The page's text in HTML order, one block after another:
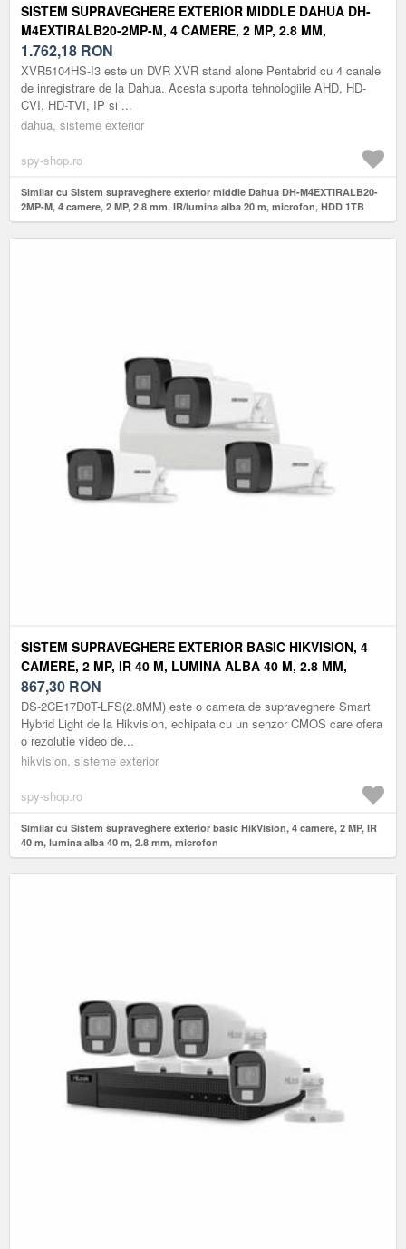
SISTEM SUPRAVEGHERE EXTERIOR MIDDLE DAHUA DH-
M4EXTIRALB20-2MP-M, 4 CAMERE, 2 MP, 2.8 MM,
IR/LUMINA ALBA 20 M, MICROFON, HDD 1TB
1.762,18 RON
XVR5104HS-I3 este un DVR XVR stand alone Pentabrid cu 4 canale
de inregistrare de la Dahua. Acesta suporta tehnologiile AHD, HD-
CVI, HD-TVI, IP si ...
dahua, sisteme exterior
spy-shop.ro
Similar cu Sistem supraveghere exterior middle Dahua DH-M4EXTIRALB20-
2MP-M, 4 camere, 2 MP, 2.8 mm, IR/lumina alba 20 m, microfon, HDD 1TB
SISTEM SUPRAVEGHERE EXTERIOR BASIC HIKVISION, 4
CAMERE, 2 MP, IR 40 M, LUMINA ALBA 40 M, 2.8 MM,
MICROFON
867,30 RON
DS-2CE17D0T-LFS(2.8MM) este o camera de supraveghere Smart
Hybrid Light de la Hikvision, echipata cu un senzor CMOS care ofera
o rezolutie video de...
hikvision, sisteme exterior
spy-shop.ro
Similar cu Sistem supraveghere exterior basic HikVision, 4 camere, 2 MP, IR
40 m, lumina alba 40 m, 2.8 mm, microfon